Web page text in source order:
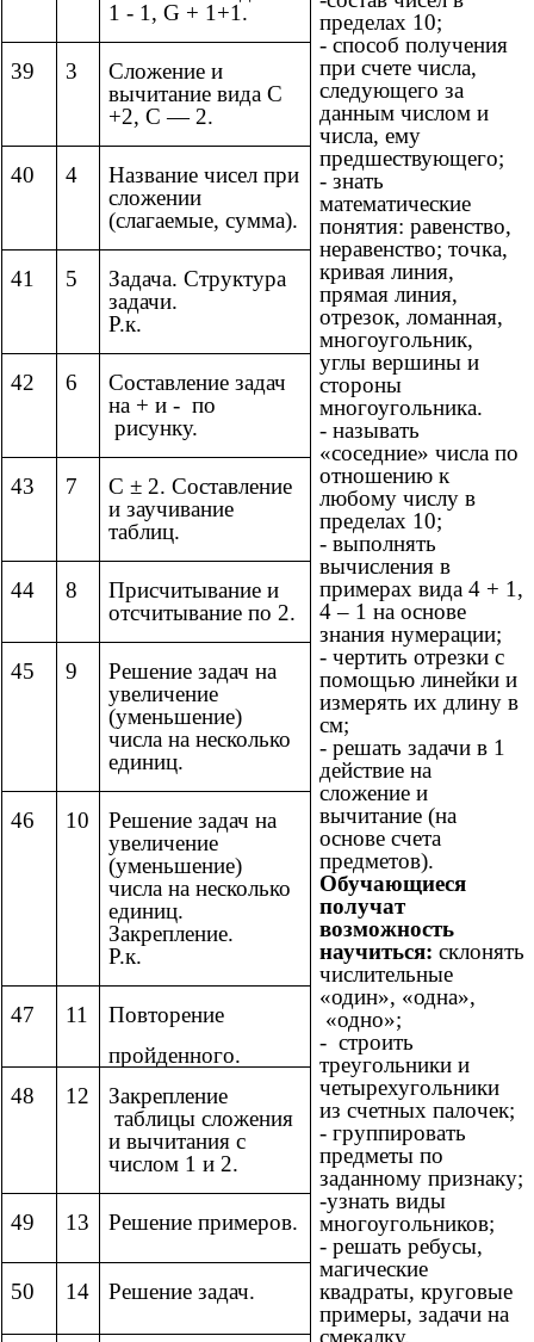
пределах 10;
- способ получения
при счете числа,
следующего за
данным числом и
числа, ему
предшествующего;
- знать
математические
понятия: равенство,
неравенство; точка,
кривая линия,
прямая линия,
отрезок, ломанная,
многоугольник,
углы вершины и
стороны
многоугольника.
- называть
«соседние» числа по
отношению к
любому числу в
пределах 10;
- выполнять
вычисления в
примерах вида 4 + 1,
4 – 1 на основе
знания нумерации;
- чертить отрезки с
помощью линейки и
измерять их длину в
см;
- решать задачи в 1
действие на
сложение и
вычитание (на
основе счета
предметов).
Обучающиеся
получат
возможность
научиться: склонять
числительные
«один», «одна»,
«одно»;
- строить
треугольники и
четырехугольники
из счетных палочек;
- группировать
предметы по
заданному признаку;
-узнать виды
многоугольников;
- решать ребусы,
магические
квадраты, круговые
примеры, задачи на
смекалку.
1 - 1, G + 1+1.
39 3
Сложение и
вычитание вида С
+2, С — 2.
40 4
Название чисел при
сложении
(слагаемые, сумма).
41 5
Задача. Структура
задачи.
Р.к.
42 6
Составление задач
на + и - по
рисунку.
43 7
С ± 2. Составление
и заучивание
таблиц.
44 8
Присчитывание и
отсчитывание по 2.
45 9
Решение задач на
увеличение
(уменьшение)
числа на несколько
единиц.
46 10
Решение задач на
увеличение
(уменьшение)
числа на несколько
единиц.
Закрепление.
Р.к.
47 11
Повторение
пройденного.
48
12
Закрепление
таблицы сложения
и вычитания с
числом 1 и 2.
49 13 Решение примеров.
50 14 Решение задач.